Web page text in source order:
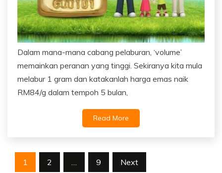
Dalam mana-mana cabang pelaburan, ‘volume’
memainkan peranan yang tinggi. Sekiranya kita mula
melabur 1 gram dan katakanlah harga emas naik
RM84/g dalam tempoh 5 bulan,
Read More
Posts
1 2 … 9 Next